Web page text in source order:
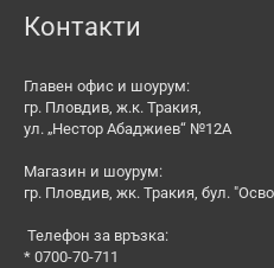
Контакти
Главен офис и шоурум:
гр. Пловдив, ж.к. Тракия,
ул. „Нестор Абаджиев“ №12А
Магазин и шоурум:
гр. Пловдив, жк. Тракия, бул.
Телефон за връзка:
* 0700-70-711